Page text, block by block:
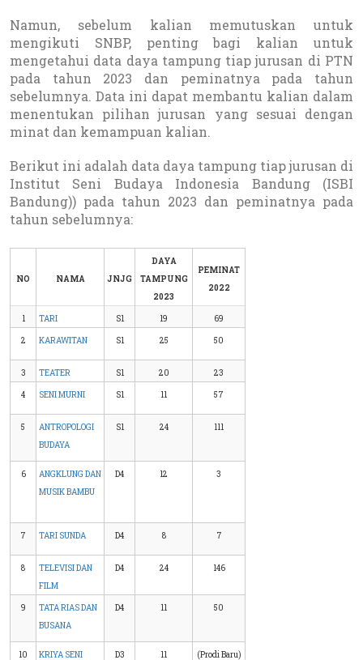
Namun, sebelum kalian memutuskan untuk
mengikuti SNBP, penting bagi kalian untuk
mengetahui data daya tampung tiap jurusan di PTN
pada tahun 2023 dan peminatnya pada tahun
sebelumnya. Data ini dapat membantu kalian dalam
menentukan pilihan jurusan yang sesuai dengan
minat dan kemampuan kalian.
Berikut ini adalah data daya tampung tiap jurusan di
Institut Seni Budaya Indonesia Bandung (ISBI
Bandung)) pada tahun 2023 dan peminatnya pada
tahun sebelumnya:
NO NAMA JNJG
DAYA
TAMPUNG
2023
PEMINAT
2022
1 TARI S1 19 69
2 KARAWITAN S1 25 50
3 TEATER S1 20 23
4 SENI MURNI S1 11 57
5
ANTROPOLOGI
BUDAYA
S1 24 111
6
ANGKLUNG DAN
MUSIK BAMBU
D4 12 3
7 TARI SUNDA D4 8 7
8
TELEVISI DAN
FILM
D4 24 146
9
TATA RIAS DAN
BUSANA
D4 11 50
10 KRIYA SENI D3 11 (Prodi Baru)